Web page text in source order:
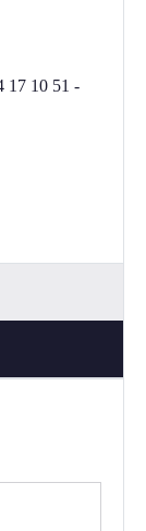
17 10 51 -